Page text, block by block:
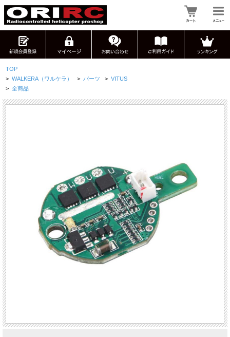
TOP
> WALKERA（ワルケラ） > パーツ > VITUS
> 全商品